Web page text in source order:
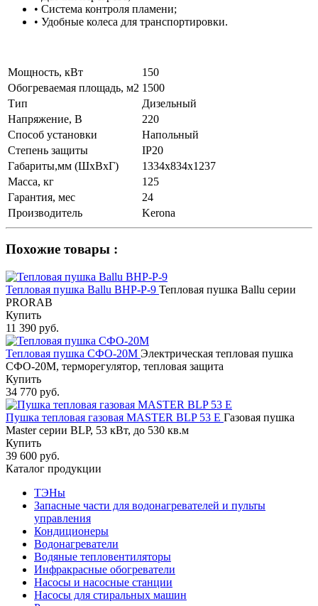
• Система контроля пламени;
• Удобные колеса для транспортировки.
Мощность, кВт
150
Обогреваемая площадь, м2 1500
Тип
Дизельный
Напряжение, В
220
Способ установки
Напольный
Степень защиты
IP20
Габариты,мм (ШхВхГ)
1334х834х1237
Масса, кг
125
Гарантия, мес
24
Производитель
Kerona
Похожие товары :
Тепловая пушка Ballu BHP-P-9 Тепловая пушка Ballu серии
PRORAB
Купить
11 390 руб.
Тепловая пушка СФО-20М Электрическая тепловая пушка
СФО-20М, терморегулятор, тепловая защита
Купить
34 770 руб.
Пушка тепловая газовая MASTER BLP 53 E Газовая пушка
Master серии BLP, 53 кВт, до 530 кв.м
Купить
39 600 руб.
Каталог продукции
ТЭНы
Запасные части для водонагревателей и пульты
управления
Кондиционеры
Водонагреватели
Водяные тепловентиляторы
Инфракрасные обогреватели
Насосы и насосные станции
Насосы для стиральных машин